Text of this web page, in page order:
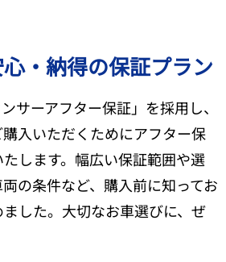
・納得の保証プラン
サーアフター保証」を採用し、
入いただくためにアフター保
します。幅広い保証範囲や選
の条件など、購入前に知ってお
した。大切なお車選びに、ぜ